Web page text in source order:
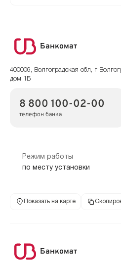
Банкомат
400006, Волгоградская обл, г
дом 1Б
8 800 100-02-00
телефон банка
Режим работы
по месту установки
Показать на карте
Банкомат